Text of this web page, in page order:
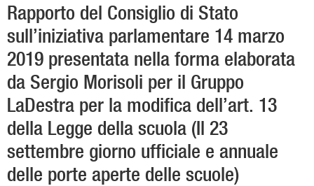
Rapporto del Consiglio di Stato
sull’iniziativa parlamentare 14 marzo
2019 presentata nella forma elaborata
da Sergio Morisoli per il Gruppo
LaDestra per la modifica dell’art. 13
della Legge della scuola (Il 23
settembre giorno ufficiale e annuale
delle porte aperte delle scuole)